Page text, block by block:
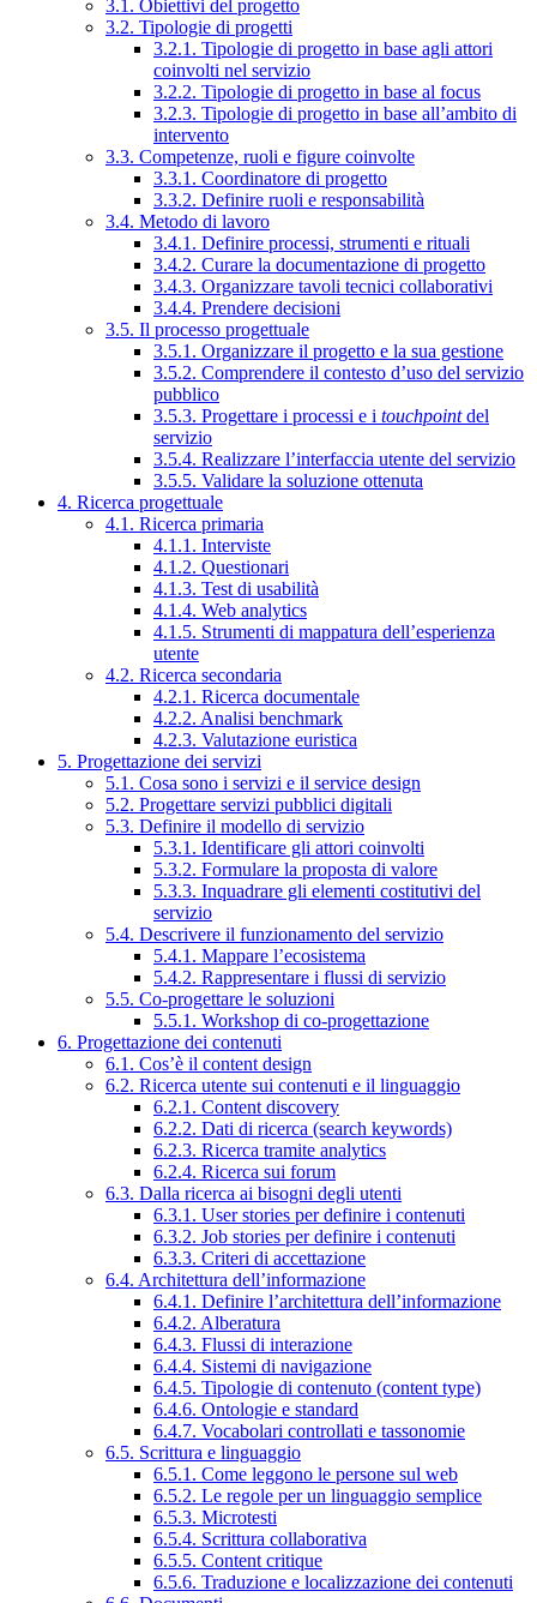
3.1. Obiettivi del progetto
3.2. Tipologie di progetti
3.2.1. Tipologie di progetto in base agli attori
coinvolti nel servizio
3.2.2. Tipologie di progetto in base al focus
3.2.3. Tipologie di progetto in base all’ambito di
intervento
3.3. Competenze, ruoli e figure coinvolte
3.3.1. Coordinatore di progetto
3.3.2. Definire ruoli e responsabilità
3.4. Metodo di lavoro
3.4.1. Definire processi, strumenti e rituali
3.4.2. Curare la documentazione di progetto
3.4.3. Organizzare tavoli tecnici collaborativi
3.4.4. Prendere decisioni
3.5. Il processo progettuale
3.5.1. Organizzare il progetto e la sua gestione
3.5.2. Comprendere il contesto d’uso del servizio
pubblico
3.5.3. Progettare i processi e i touchpointdel
servizio
3.5.4. Realizzare l’interfaccia utente del servizio
3.5.5. Validare la soluzione ottenuta
4. Ricerca progettuale
4.1. Ricerca primaria
4.1.1. Interviste
4.1.2. Questionari
4.1.3. Test di usabilità
4.1.4. Web analytics
4.1.5. Strumenti di mappatura dell’esperienza
utente
4.2. Ricerca secondaria
4.2.1. Ricerca documentale
4.2.2. Analisi benchmark
4.2.3. Valutazione euristica
5. Progettazione dei servizi
5.1. Cosa sono i servizi e il service design
5.2. Progettare servizi pubblici digitali
5.3. Definire il modello di servizio
5.3.1. Identificare gli attori coinvolti
5.3.2. Formulare la proposta di valore
5.3.3. Inquadrare gli elementi costitutivi del
servizio
5.4. Descrivere il funzionamento del servizio
5.4.1. Mappare l’ecosistema
5.4.2. Rappresentare i flussi di servizio
5.5. Co-progettare le soluzioni
5.5.1. Workshop di co-progettazione
6. Progettazione dei contenuti
6.1. Cos’è il content design
6.2. Ricerca utente sui contenuti e il linguaggio
6.2.1. Content discovery
6.2.2. Dati di ricerca (search keywords)
6.2.3. Ricerca tramite analytics
6.2.4. Ricerca sui forum
6.3. Dalla ricerca ai bisogni degli utenti
6.3.1. User stories per definire i contenuti
6.3.2. Job stories per definire i contenuti
6.3.3. Criteri di accettazione
6.4. Architettura dell’informazione
6.4.1. Definire l’architettura dell’informazione
6.4.2. Alberatura
6.4.3. Flussi di interazione
6.4.4. Sistemi di navigazione
6.4.5. Tipologie di contenuto (content type)
6.4.6. Ontologie e standard
6.4.7. Vocabolari controllati e tassonomie
6.5. Scrittura e linguaggio
6.5.1. Come leggono le persone sul web
6.5.2. Le regole per un linguaggio semplice
6.5.3. Microtesti
6.5.4. Scrittura collaborativa
6.5.5. Content critique
6.5.6. Traduzione e localizzazione dei contenuti